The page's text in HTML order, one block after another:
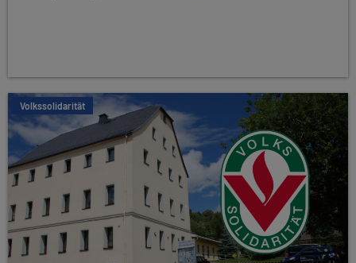
Volkssolidarität